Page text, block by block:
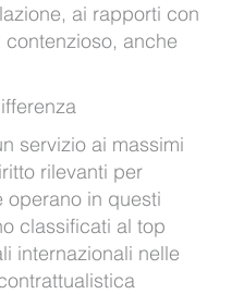
ai rapporti con
anche
servizio ai massimi
rilevanti per
operano in questi
classificati al top
internazionali nelle